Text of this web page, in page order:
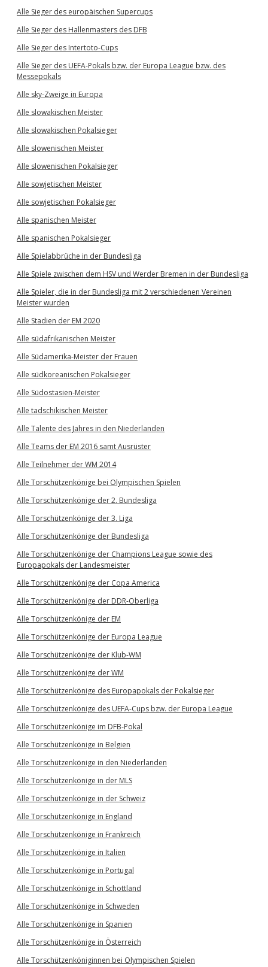
Alle Sieger des europäischen Supercups
Alle Sieger des Hallenmasters des DFB
Alle Sieger des Intertoto-Cups
Alle Sieger des UEFA-Pokals bzw. der Europa League bzw. des
Messepokals
Alle sky-Zweige in Europa
Alle slowakischen Meister
Alle slowakischen Pokalsieger
Alle slowenischen Meister
Alle slowenischen Pokalsieger
Alle sowjetischen Meister
Alle sowjetischen Pokalsieger
Alle spanischen Meister
Alle spanischen Pokalsieger
Alle Spielabbrüche in der Bundesliga
Alle Spiele zwischen dem HSV und Werder Bremen in der Bundesliga
Alle Spieler, die in der Bundesliga mit 2 verschiedenen Vereinen
Meister wurden
Alle Stadien der EM 2020
Alle südafrikanischen Meister
Alle Südamerika-Meister der Frauen
Alle südkoreanischen Pokalsieger
Alle Südostasien-Meister
Alle tadschikischen Meister
Alle Talente des Jahres in den Niederlanden
Alle Teams der EM 2016 samt Ausrüster
Alle Teilnehmer der WM 2014
Alle Torschützenkönige bei Olympischen Spielen
Alle Torschützenkönige der 2. Bundesliga
Alle Torschützenkönige der 3. Liga
Alle Torschützenkönige der Bundesliga
Alle Torschützenkönige der Champions League sowie des
Europapokals der Landesmeister
Alle Torschützenkönige der Copa America
Alle Torschützenkönige der DDR-Oberliga
Alle Torschützenkönige der EM
Alle Torschützenkönige der Europa League
Alle Torschützenkönige der Klub-WM
Alle Torschützenkönige der WM
Alle Torschützenkönige des Europapokals der Pokalsieger
Alle Torschützenkönige des UEFA-Cups bzw. der Europa League
Alle Torschützenkönige im DFB-Pokal
Alle Torschützenkönige in Belgien
Alle Torschützenkönige in den Niederlanden
Alle Torschützenkönige in der MLS
Alle Torschützenkönige in der Schweiz
Alle Torschützenkönige in England
Alle Torschützenkönige in Frankreich
Alle Torschützenkönige in Italien
Alle Torschützenkönige in Portugal
Alle Torschützenkönige in Schottland
Alle Torschützenkönige in Schweden
Alle Torschützenkönige in Spanien
Alle Torschützenkönige in Österreich
Alle Torschützenköniginnen bei Olympischen Spielen